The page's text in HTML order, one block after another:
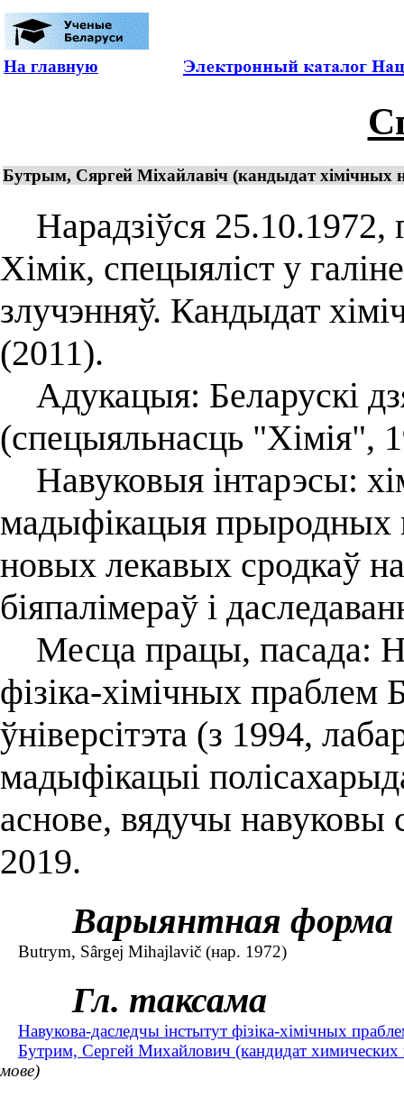
На главную
Бутрым, Сяргей Мiхайлавiч (кандыдат хімічных
Нарадзіўся 25.10.1972,
Хімік, спецыяліст у
злучэнняў. Кандыдат
(2011).
Адукацыя: Беларускі
(спецыяльнасць "Хімія",
Навуковыя інтарэсы:
мадыфікацыя прыродных
новых лекавых сродкаў
біяпалімераў і
Месца працы, пасада:
фізіка-хімічных праблем
ўніверсітэта (з 1994,
мадыфікацыі
аснове, вядучы навуковы
2019.
Варыянтная форма
Butrym, Sârgej Mihajlavič (нар. 1972)
Гл. таксама
Навукова-даследчы інстытут фізіка-хімічных
Бутрим, Сергей Михайлович (кандидат
мове)